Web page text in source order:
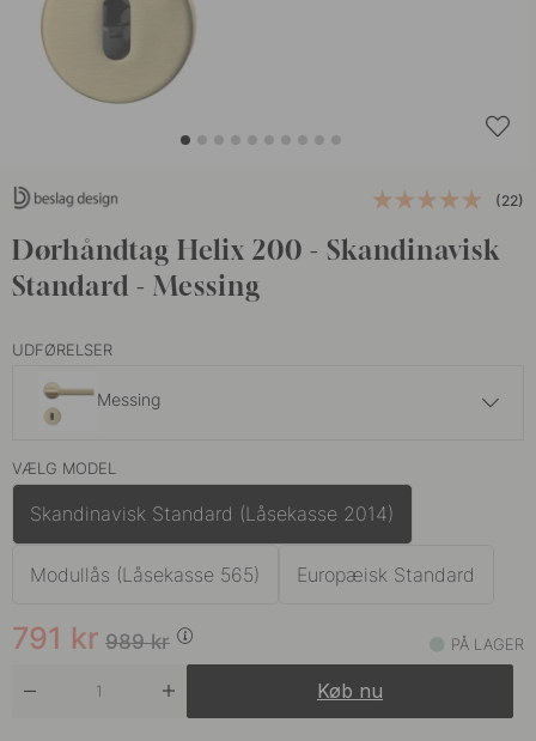
(22)
Dørhåndtag Helix 200 - Skandinavisk
Standard - Messing
UDFØRELSER
Messing
Antik Bronze
Mørk Bronze 839 kr
Sort
VÆLG MODEL
Skandinavisk Standard (Låsekasse 2014)
Modullås (Låsekasse 565) Europæisk Standard
989kr
791 kr PÅ LAGER
Køb nu